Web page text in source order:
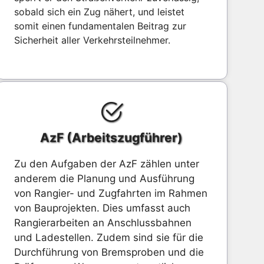
sobald sich ein Zug nähert, und leistet
somit einen fundamentalen Beitrag zur
Sicherheit aller Verkehrsteilnehmer.
AzF (Arbeitszugführer)
Zu den Aufgaben der AzF zählen unter
anderem die Planung und Ausführung
von Rangier- und Zugfahrten im Rahmen
von Bauprojekten. Dies umfasst auch
Rangierarbeiten an Anschlussbahnen
und Ladestellen. Zudem sind sie für die
Durchführung von Bremsproben und die